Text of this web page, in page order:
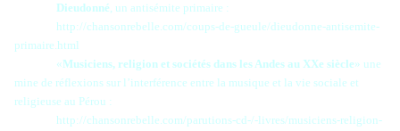
Dieudonné, un antisémite primaire :
http://chansonrebelle.com/coups-de-gueule/dieudonne-antisemite-
primaire.html
«Musiciens, religion et sociétés dans les Andes au XXe siècle» une
mine de réflexions sur l’interférence entre la musique et la vie sociale et
religieuse au Pérou :
http://chansonrebelle.com/parutions-cd-/-livres/musiciens-religion-